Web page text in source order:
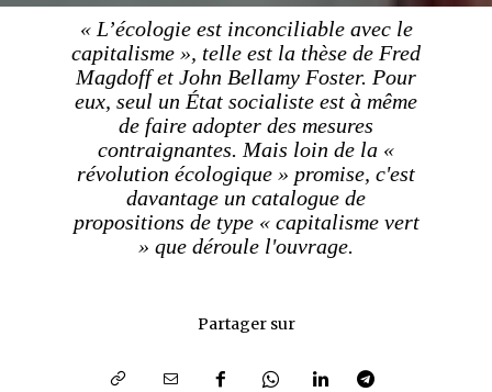
« L’écologie est inconciliable avec le
capitalisme », telle est la thèse de Fred
Magdoff et John Bellamy Foster. Pour
eux, seul un État socialiste est à même
de faire adopter des mesures
contraignantes. Mais loin de la «
révolution écologique » promise, c'est
davantage un catalogue de
propositions de type « capitalisme vert
» que déroule l'ouvrage.
Partager sur